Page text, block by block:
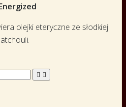
olejki eteryczne ze słodkiej
 